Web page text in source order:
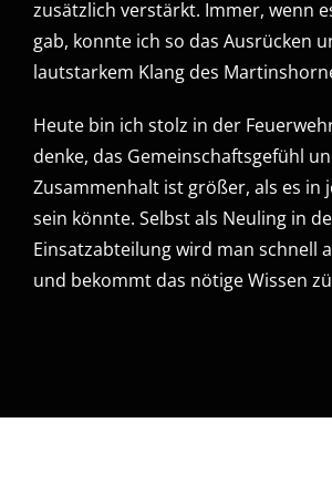
zusätzlich verstärkt. Immer, wenn
gab, konnte ich so das Ausrücken
lautstarkem Klang des
Heute bin ich stolz in der
denke, das Gemeinschaftsgefühl
Zusammenhalt ist größer, als es in
sein könnte. Selbst als Neuling in
Einsatzabteilung wird man schnell
und bekommt das nötige Wissen